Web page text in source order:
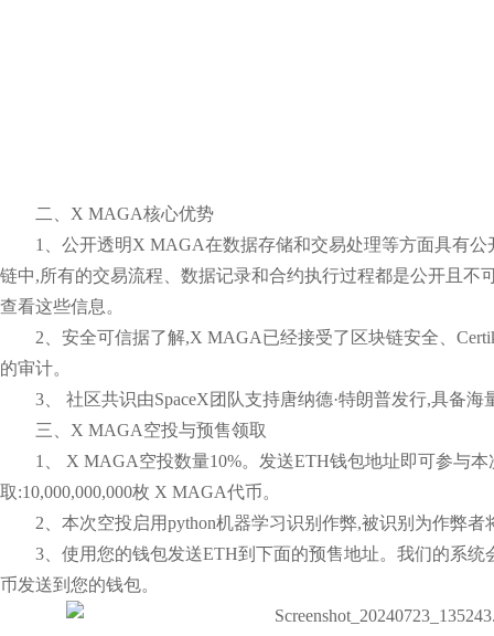
二、X MAGA核心优势
1、公开透明X MAGA在数据存储和交易处理等方面具有
链中,所有的交易流程、数据记录和合约执行过程都是公开且不
查看这些信息。
2、安全可信据了解,X MAGA已经接受了区块链安全、
的审计。
3、 社区共识由SpaceX团队支持唐纳德·特朗普发行,具备海
三、X MAGA空投与预售领取
1、 X MAGA空投数量10%。发送ETH钱包地址即可参与
取:10,000,000,000枚 X MAGA代币。
2、本次空投启用python机器学习识别作弊,被识别为作弊者
3、使用您的钱包发送ETH到下面的预售地址。我们的系
币发送到您的钱包。